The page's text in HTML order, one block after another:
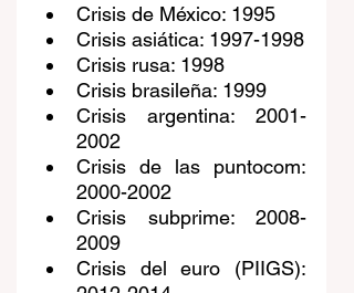
Crisis de México: 1995
Crisis asiática: 1997-1998
Crisis rusa: 1998
Crisis brasileña: 1999
Crisis argentina: 2001-
2002
Crisis de las puntocom:
2000-2002
Crisis subprime: 2008-
2009
Crisis del euro (PIIGS):